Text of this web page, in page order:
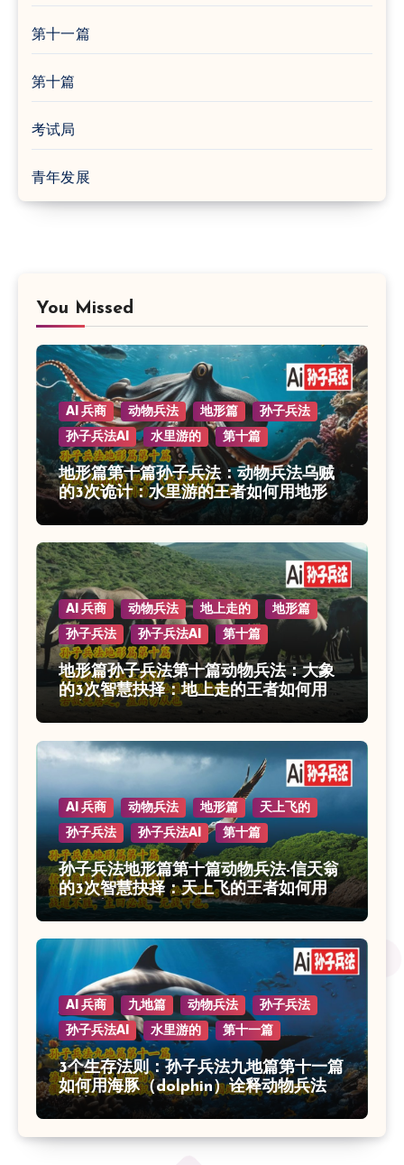
第十一篇
第十篇
考试局
青年发展
You Missed
AI 兵商 动物兵法 地形篇
孙子兵法
孙子兵法AI
水里游的 第十篇
地形篇第十篇孙子兵法：动物兵法乌贼
的3次诡计：水里游的王者如何用地形制
胜
AI 兵商 动物兵法 地上走的
地形篇
孙子兵法
孙子兵法AI 第十篇
地形篇孙子兵法第十篇动物兵法：大象
的3次智慧抉择：地上走的王者如何用地
形制胜？
AI 兵商 动物兵法 地形篇
天上飞的
孙子兵法
孙子兵法AI 第十篇
孙子兵法地形篇第十篇动物兵法-信天翁
的3次智慧抉择：天上飞的王者如何用地
形制胜？
AI 兵商 九地篇 动物兵法
孙子兵法
孙子兵法AI
水里游的 第十一篇
3个生存法则：孙子兵法九地篇第十一篇
如何用海豚（dolphin）诠释动物兵法的
智慧